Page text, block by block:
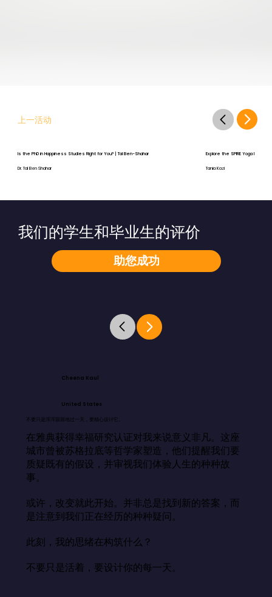
助您成功
我们的学生和毕业生的评价
Cheena Kaul
United States
不要只是浑浑噩噩地过一天，要精心设计它。
在雅典获得幸福研究认证对我来说意义非凡。这座
城市曾被苏格拉底等哲学家塑造，他们提醒我们要
质疑既有的假设，并审视我们体验人生的种种故
事。
或许，改变就此开始。并非总是找到新的答案，而
是注意到我们正在经历的种种疑问。
此刻，我的思绪在构筑什么？
不要只是活着，要设计你的每一天。
上一活动
Is the PhD in Happiness Studies Right for You? | Tal Ben-Shahar
Dr. Tal Ben Shahar
Explore the SPIRE Yoga Program
Tania Kazi